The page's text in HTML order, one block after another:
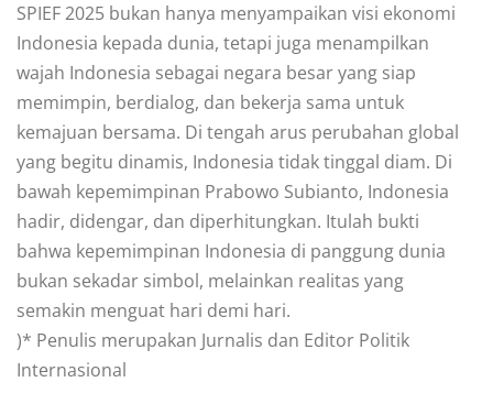
SPIEF 2025 bukan hanya menyampaikan visi ekonomi
Indonesia kepada dunia, tetapi juga menampilkan
wajah Indonesia sebagai negara besar yang siap
memimpin, berdialog, dan bekerja sama untuk
kemajuan bersama. Di tengah arus perubahan global
yang begitu dinamis, Indonesia tidak tinggal diam. Di
bawah kepemimpinan Prabowo Subianto, Indonesia
hadir, didengar, dan diperhitungkan. Itulah bukti
bahwa kepemimpinan Indonesia di panggung dunia
bukan sekadar simbol, melainkan realitas yang
semakin menguat hari demi hari.
)* Penulis merupakan Jurnalis dan Editor Politik
Internasional